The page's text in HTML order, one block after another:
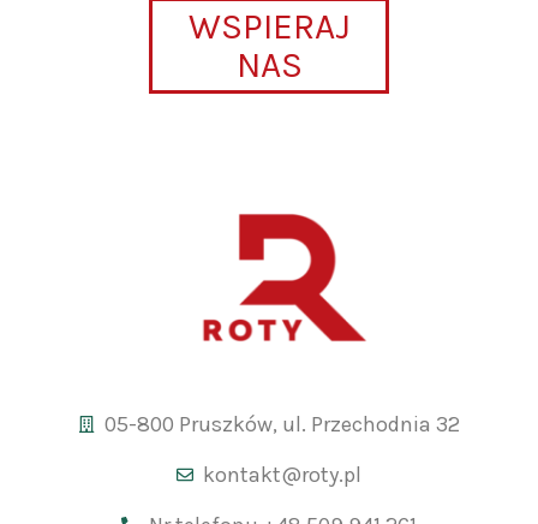
WSPIERAJ
NAS
05-800 Pruszków, ul. Przechodnia 32
kontakt@roty.pl